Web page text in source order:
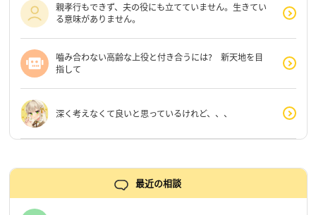
親孝行もできず、夫の役にも立てていません。生きてい
る意味がありません。
嚙み合わない高齢な上役と付き合うには? 新天地を目
指して
深く考えなくて良いと思っているけれど、、、
最近の相談